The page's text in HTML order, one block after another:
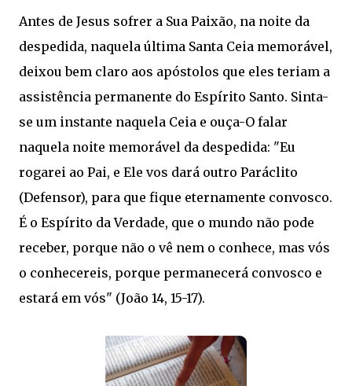
Antes de Jesus sofrer a Sua Paixão, na noite da
despedida, naquela última Santa Ceia memorável,
deixou bem claro aos apóstolos que eles teriam a
assistência permanente do Espírito Santo. Sinta-
se um instante naquela Ceia e ouça-O falar
naquela noite memorável da despedida: "Eu
rogarei ao Pai, e Ele vos dará outro Paráclito
(Defensor), para que fique eternamente convosco.
É o Espírito da Verdade, que o mundo não pode
receber, porque não o vê nem o conhece, mas vós
o conhecereis, porque permanecerá convosco e
estará em vós" (João 14, 15-17).